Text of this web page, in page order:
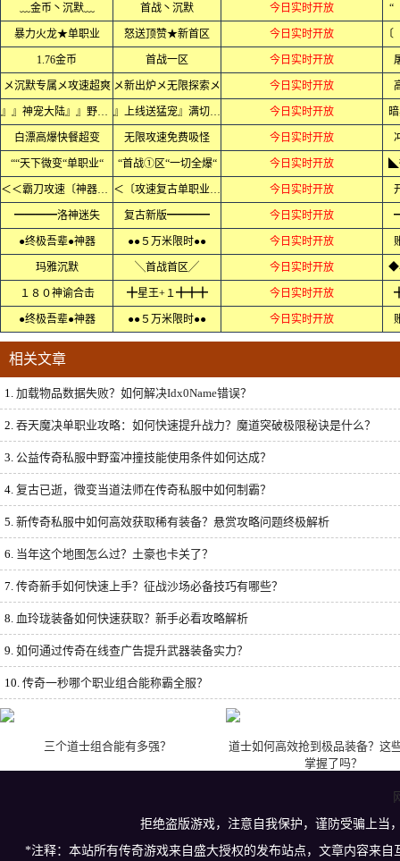
﹏金币丶沉默﹏ 首战丶沉默 今日实时开放 “
暴力火龙★单职业 怒送顶赞★新首区 今日实时开放
1.76金币 首战一区 今日实时开放
メ沉默专属メ攻速超爽 メ新出炉メ无限探索メ 今日实时开放
』』神宠大陆』』野外抓宠 』上线送猛宠』满切割』』 今日实时开放
白漂高爆快餐超变 无限攻速免费吸怪 今日实时开放
““天下微变“单职业“ “首战①区“一切全爆“ 今日实时开放 ◣
＜＜霸刀攻速〔神器〕＜＜ ＜〔攻速复古单职业〕＜ 今日实时开放
━━━━洛神迷失 复古新版━━━━ 今日实时开放
●终极吾辈●神器 ●●５万米限时●● 今日实时开放
玛雅沉默 ╲首战首区╱ 今日实时开放 ◆
１８０神谕合击 ╋星王+１╋╋╋ 今日实时开放
●终极吾辈●神器 ●●５万米限时●● 今日实时开放
相关文章
1. 加载物品数据失败？如何解决Idx0Name错误？
2. 吞天魔决单职业攻略：如何快速提升战力？魔道突破极限秘诀是什么？
3. 公益传奇私服中野蛮冲撞技能使用条件如何达成？
4. 复古已逝，微变当道法师在传奇私服中如何制霸？
5. 新传奇私服中如何高效获取稀有装备？悬赏攻略问题终极解析
6. 当年这个地图怎么过？土豪也卡关了？
7. 传奇新手如何快速上手？征战沙场必备技巧有哪些？
8. 血玲珑装备如何快速获取？新手必看攻略解析
9. 如何通过传奇在线查广告提升武器装备实力？
10. 传奇一秒哪个职业组合能称霸全服？
三个道士组合能有多强？
道士如何高效抢到极品装备？这
掌握了吗？
拒绝盗版游戏，注意自我保护，谨防受骗上当
*注释：本站所有传奇游戏来自盛大授权的发布站点，文章内容来